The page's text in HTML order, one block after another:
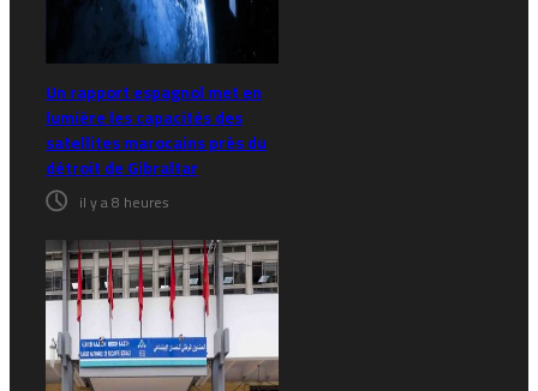
Un rapport espagnol met en
lumière les capacités des
satellites marocains près du
détroit de Gibraltar
il y a 8 heures